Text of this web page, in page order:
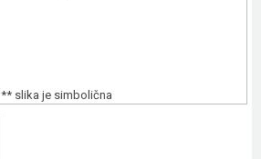
** slika je simbolična